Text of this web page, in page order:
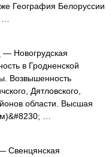
География Белоруссии
— Новогрудская
в Гродненской
Возвышенность
Дятловского,
области. Высшая
…
Свенцянская